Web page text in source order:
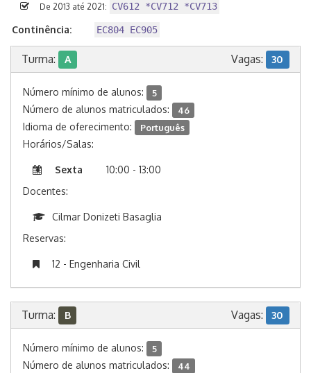
De 2013 até 2021: CV612 *CV712 *CV713
Continência: EC804 EC905
Turma: A Vagas: 30
Número mínimo de alunos: 5
Número de alunos matriculados: 46
Idioma de oferecimento: Português
Horários/Salas:
Sexta
10:00 - 13:00
Docentes:
Cilmar Donizeti Basaglia
Reservas:
12 - Engenharia Civil
Turma: B Vagas: 30
Número mínimo de alunos: 5
Número de alunos matriculados: 44